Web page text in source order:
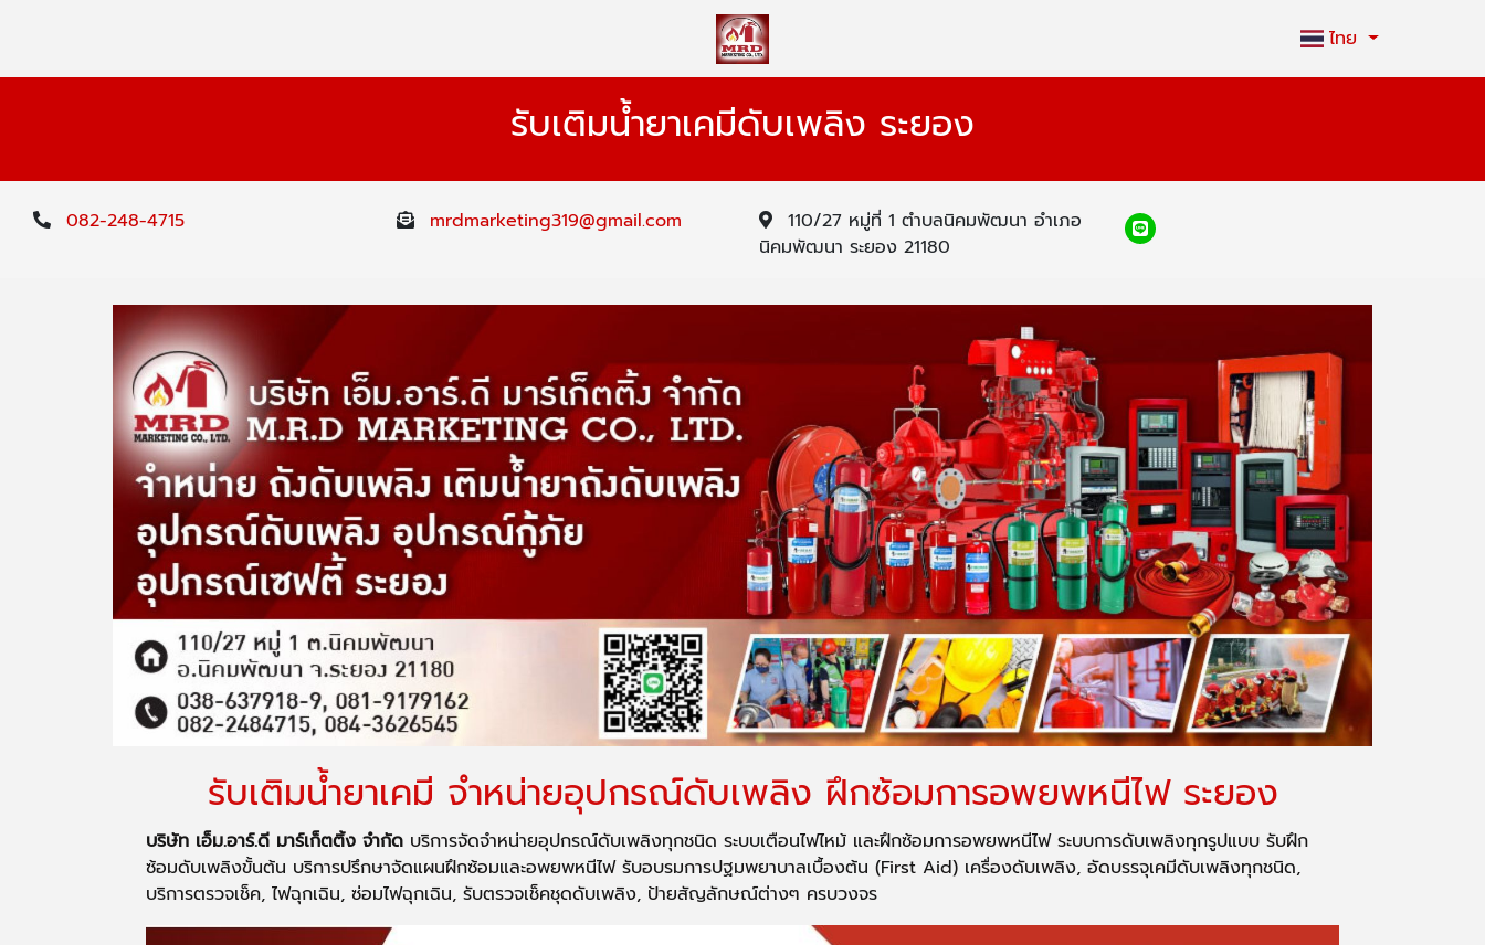
ไทย
รับเติมน้ำยาเคมีดับเพลิง ระยอง
082-248-4715 mrdmarketing319@gmail.com
110/27 หมู่ที่ 1 ตำบลนิคมพัฒนา อำเภอ
นิคมพัฒนา ระยอง 21180
รับเติมน้ำยาเคมี จำหน่ายอุปกรณ์ดับเพลิง ฝึกซ้อมการอพยพหนีไฟ ระยอง
บริษัท เอ็ม.อาร์.ดี มาร์เก็ตติ้ง จำกัด บริการจัดจำหน่ายอุปกรณ์ดับเพลิงทุกชนิด ระบบเตือนไฟไหม้ และฝึกซ้อมการอพยพหนีไฟ ระบบการดับเพลิงทุกรูปแบบ รับฝึก
ซ้อมดับเพลิงขั้นต้น บริการปรึกษาจัดแผนฝึกซ้อมและอพยพหนีไฟ รับอบรมการปฐมพยาบาลเบื้องต้น (First Aid) เครื่องดับเพลิง, อัดบรรจุเคมีดับเพลิงทุกชนิด,
บริการตรวจเช็ค, ไฟฉุกเฉิน, ซ่อมไฟฉุกเฉิน, รับตรวจเช็คชุดดับเพลิง, ป้ายสัญลักษณ์ต่างๆ ครบวงจร